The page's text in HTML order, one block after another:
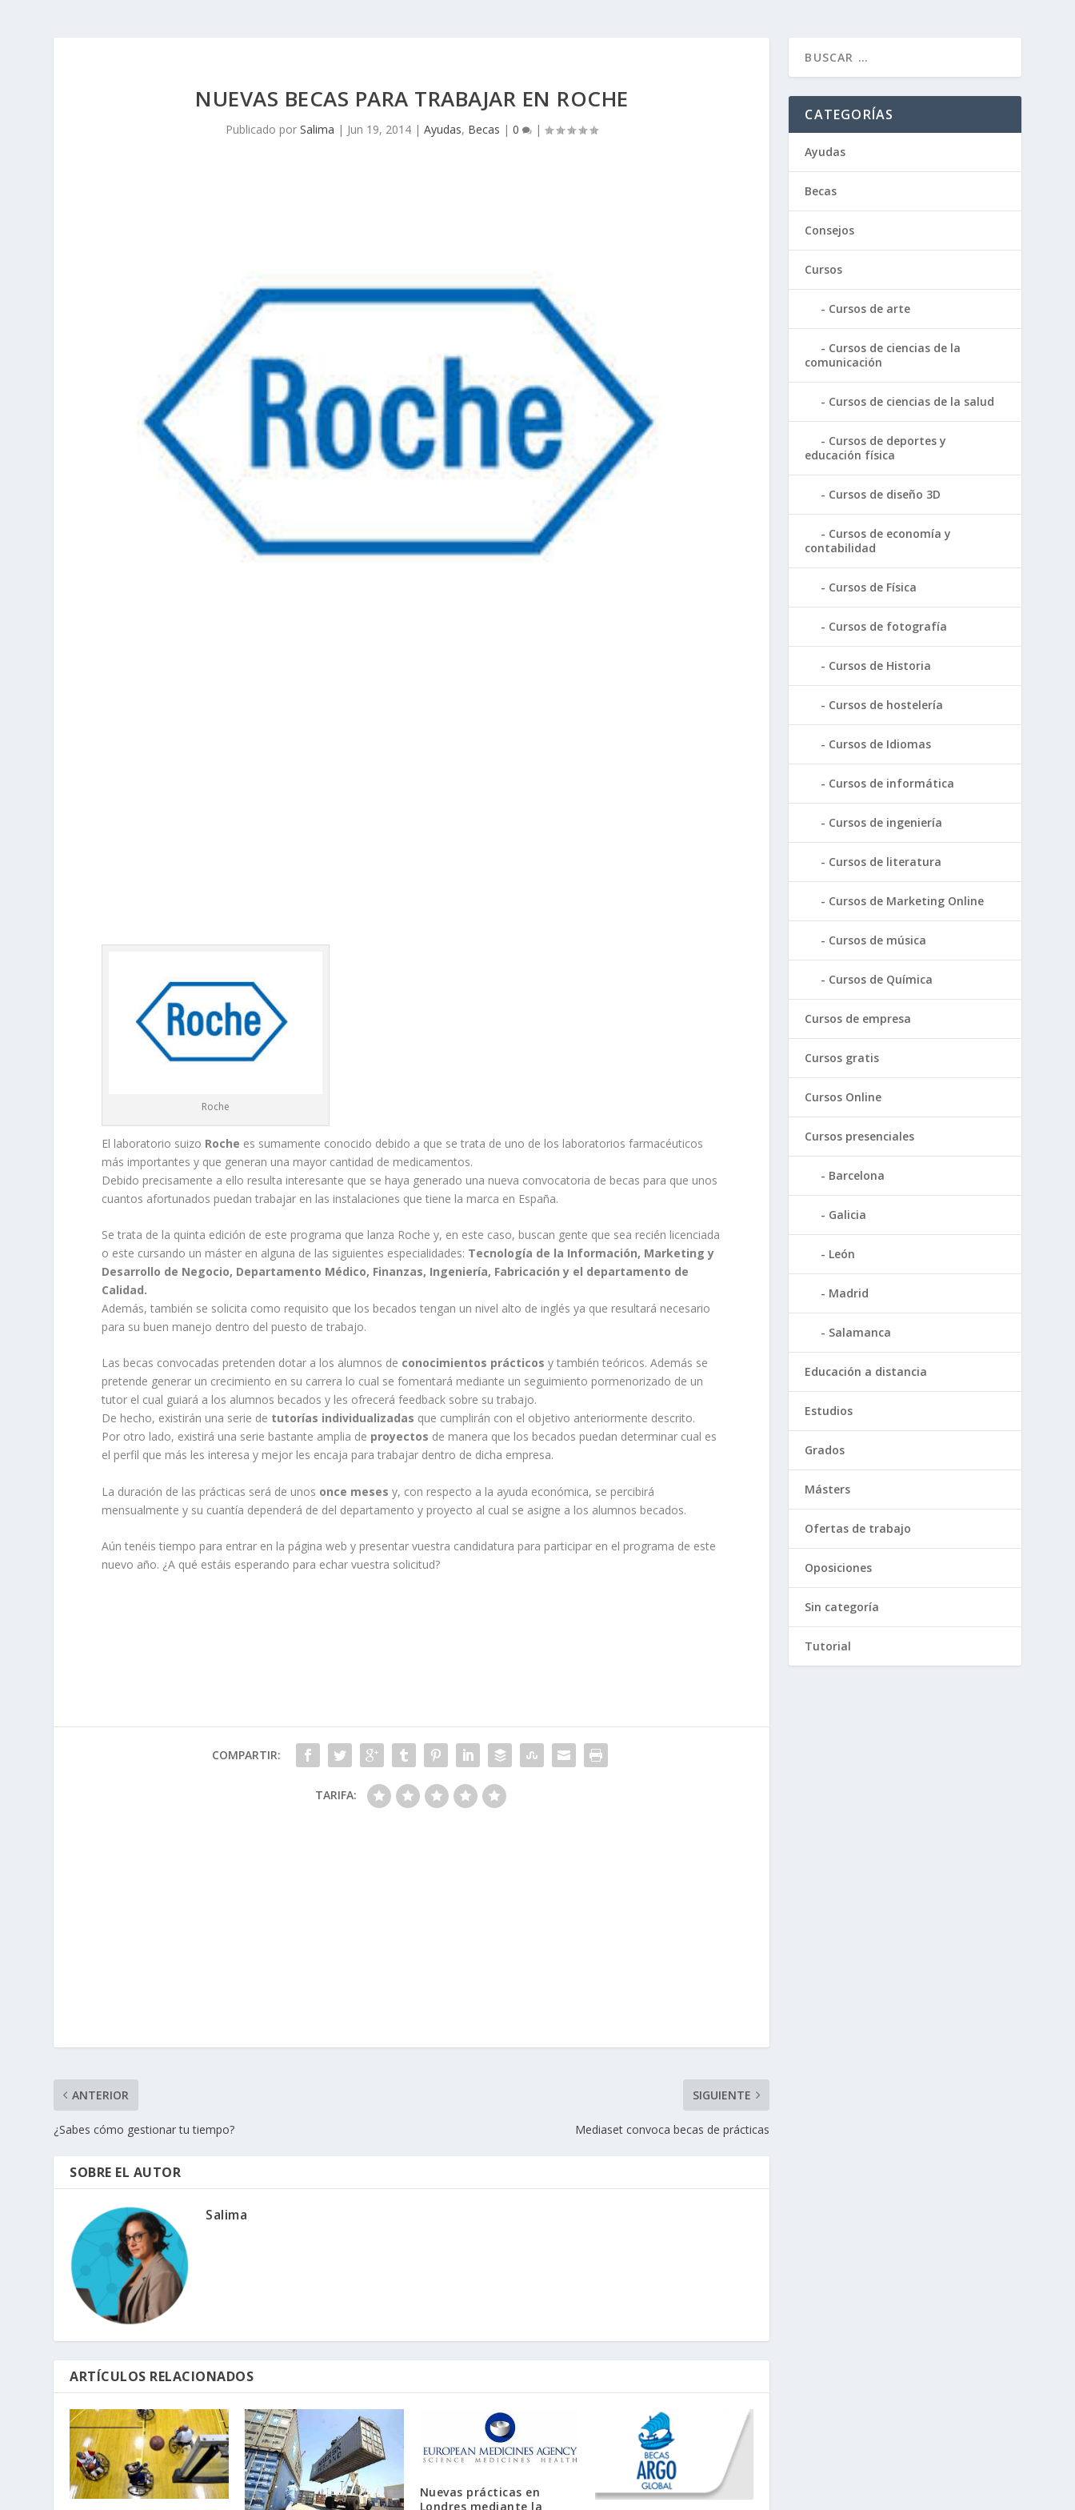
NUEVAS BECAS PARA TRABAJAR EN ROCHE
Publicado porSalima | Jun 19, 2014 |Ayudas, Becas |0 |
Roche
El laboratorio suizo Roche es sumamente conocido debido a que se trata de uno de los laboratorios farmacéuticos
más importantes y que generan una mayor cantidad de medicamentos.
Debido precisamente a ello resulta interesante que se haya generado una nueva convocatoria de becas para que unos
cuantos afortunados puedan trabajar en las instalaciones que tiene la marca en España.
Se trata de la quinta edición de este programa que lanza Roche y, en este caso, buscan gente que sea recién licenciada
o este cursando un máster en alguna de las siguientes especialidades: Tecnología de la Información, Marketing y
Desarrollo de Negocio, Departamento Médico, Finanzas, Ingeniería, Fabricación y el departamento de
Calidad.
Además, también se solicita como requisito que los becados tengan un nivel alto de inglés ya que resultará necesario
para su buen manejo dentro del puesto de trabajo.
Las becas convocadas pretenden dotar a los alumnos de conocimientos prácticos y también teóricos. Además se
pretende generar un crecimiento en su carrera lo cual se fomentará mediante un seguimiento pormenorizado de un
tutor el cual guiará a los alumnos becados y les ofrecerá feedback sobre su trabajo.
De hecho, existirán una serie de tutorías individualizadas que cumplirán con el objetivo anteriormente descrito.
Por otro lado, existirá una serie bastante amplia de proyectos de manera que los becados puedan determinar cual es
el perfil que más les interesa y mejor les encaja para trabajar dentro de dicha empresa.
La duración de las prácticas será de unos once meses y, con respecto a la ayuda económica, se percibirá
mensualmente y su cuantía dependerá de del departamento y proyecto al cual se asigne a los alumnos becados.
Aún tenéis tiempo para entrar en la página web y presentar vuestra candidatura para participar en el programa de este
nuevo año. ¿A qué estáis esperando para echar vuestra solicitud?
COMPARTIR:
TARIFA:
ANTERIOR
¿Sabes cómo gestionar tu tiempo?
SIGUIENTE
Mediaset convoca becas de prácticas
SOBRE EL AUTOR
Salima
ARTÍCULOS RELACIONADOS
Nuevas prácticas en
Londres mediante la
CATEGORÍAS
Ayudas
Becas
Consejos
Cursos
Cursos de arte
Cursos de ciencias de la
comunicación
Cursos de ciencias de la salud
Cursos de deportes y
educación física
Cursos de diseño 3D
Cursos de economía y
contabilidad
Cursos de Física
Cursos de fotografía
Cursos de Historia
Cursos de hostelería
Cursos de Idiomas
Cursos de informática
Cursos de ingeniería
Cursos de literatura
Cursos de Marketing Online
Cursos de música
Cursos de Química
Cursos de empresa
Cursos gratis
Cursos Online
Cursos presenciales
Barcelona
Galicia
León
Madrid
Salamanca
Educación a distancia
Estudios
Grados
Másters
Ofertas de trabajo
Oposiciones
Sin categoría
Tutorial